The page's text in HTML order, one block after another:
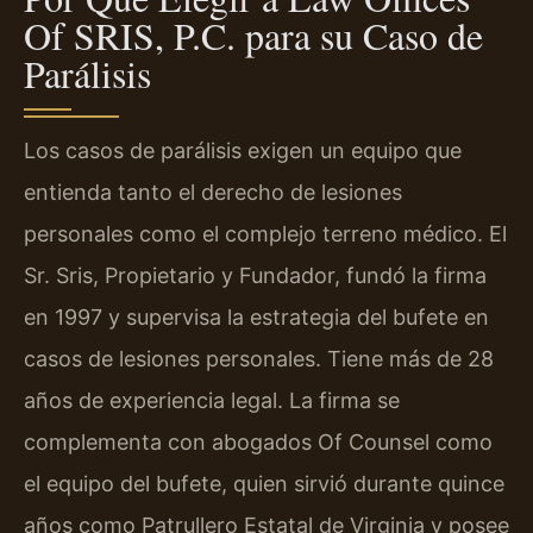
Of SRIS, P.C. para su Caso de
Parálisis
Los casos de parálisis exigen un equipo que
entienda tanto el derecho de lesiones
personales como el complejo terreno médico. El
Sr. Sris, Propietario y Fundador, fundó la firma
en 1997 y supervisa la estrategia del bufete en
casos de lesiones personales. Tiene más de 28
años de experiencia legal. La firma se
complementa con abogados Of Counsel como
el equipo del bufete, quien sirvió durante quince
años como Patrullero Estatal de Virginia y posee